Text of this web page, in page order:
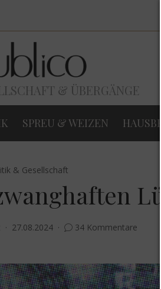
& ÜBERGÄNGE
SPREU & WEIZEN
& Gesellschaft
27.08.2024 34 Kommentare